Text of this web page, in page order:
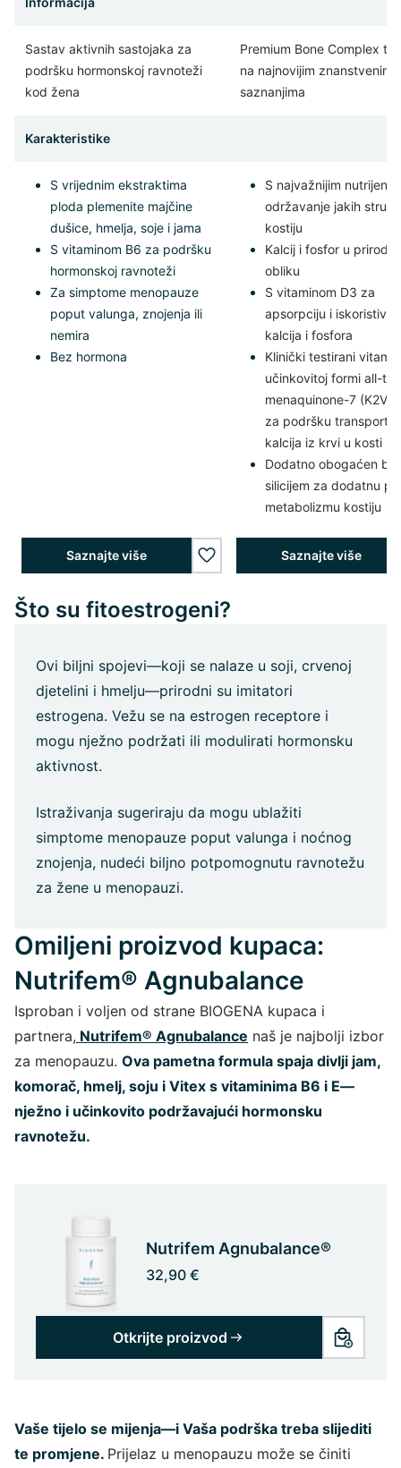
Sastav aktivnih sastojaka za
podršku hormonskoj ravnoteži
kod žena
Premium Bone Complex
na najnovijim znanstvenim
saznanjima
Karakteristike
S vrijednim ekstraktima
ploda plemenite majčine
dušice, hmelja, soje i jama
S vitaminom B6 za podršku
hormonskoj ravnoteži
Za simptome menopauze
poput valunga, znojenja ili
nemira
Bez hormona
S najvažnijim
održavanje jakih
kostiju
Kalcij i fosfor u
obliku
S vitaminom D3 za
apsorpciju i
kalcija i fosfora
Klinički testirani
učinkovitoj formi all-
menaquinone-7
za podršku transportu
kalcija iz krvi u kosti
Dodatno obogaćen
silicijem za dodatnu
metabolizmu kostiju
Saznajte više
wishlist.add
Saznajte više
Što su fitoestrogeni?
Ovi biljni spojevi—koji se nalaze u soji, crvenoj
djetelini i hmelju—prirodni su imitatori
estrogena. Vežu se na estrogen receptore i
mogu nježno podržati ili modulirati hormonsku
aktivnost.
Istraživanja sugeriraju da mogu ublažiti
simptome menopauze poput valunga i noćnog
znojenja, nudeći biljno potpomognutu ravnotežu
za žene u menopauzi.
Omiljeni proizvod kupaca:
Nutrifem® Agnubalance
Isproban i voljen od strane BIOGENA kupaca i
partnera, Nutrifem® Agnubalance naš je najbolji izbor
za menopauzu. Ova pametna formula spaja divlji jam,
komorač, hmelj, soju i Vitex s vitaminima B6 i E—
nježno i učinkovito podržavajući hormonsku
ravnotežu.
Nutrifem Agnubalance®
32,90 €
Otkrijte proizvod
Vaše tijelo se mijenja—i Vaša podrška treba slijediti
te promjene. Prijelaz u menopauzu može se činiti